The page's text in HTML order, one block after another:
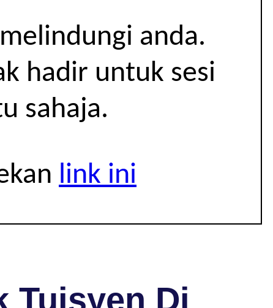
anda.
hadir untuk sesi
sahaja.
link ini
Tuisyen Di